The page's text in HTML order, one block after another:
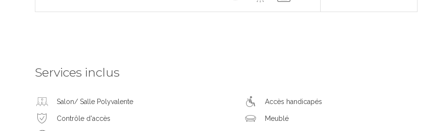
Services inclus
Salon/ Salle Polyvalente
Contrôle d'accès
Accès handicapés
Meublé